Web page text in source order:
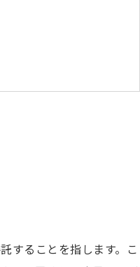
することを指します。こ